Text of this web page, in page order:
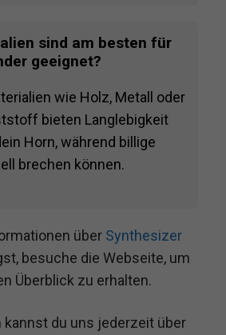
sind am besten für
geeignet?
wie Holz, Metall oder
bieten Langlebigkeit
Horn, während billige
brechen können.
über Synthesizer
besuche die Webseite, um
Überblick zu erhalten.
kannst du uns jederzeit über